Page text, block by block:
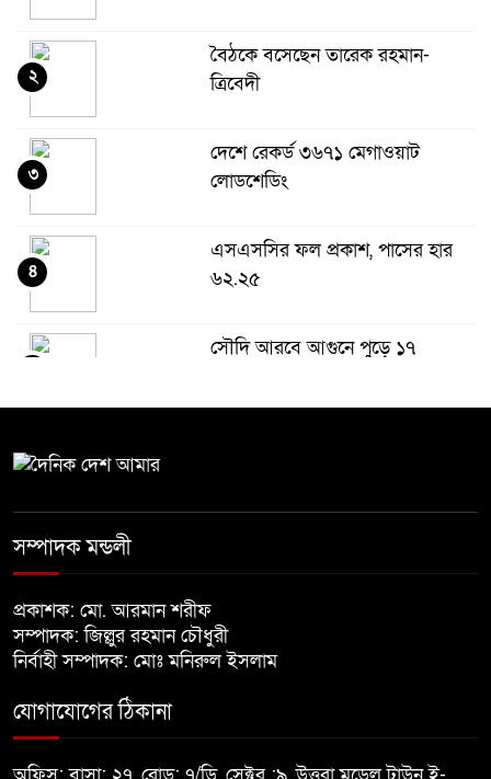
বৈঠকে বসেছেন তারেক রহমান-
ত্রিবেদী
২
দেশে রেকর্ড ৩৬৭১ মেগাওয়াট
লোডশেডিং
৩
এসএসসির ফল প্রকাশ, পাসের হার
৬২.২৫
৪
সৌদি আরবে আগুনে পুড়ে ১৭
৬
প্রধানমন্ত্রীর কাছে হেফাজতের ৯ দফা
দাবি
৮
কারাগারে
৯
সম্পাদক মন্ডলী
প্রকাশক: মো. আরমান শরীফ
সম্পাদক: জিল্লুর রহমান চৌধুরী
নির্বাহী সম্পাদক: মোঃ মনিরুল ইসলাম
যোগাযোগের ঠিকানা